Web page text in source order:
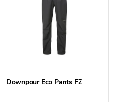
Downpour Eco Pants FZ